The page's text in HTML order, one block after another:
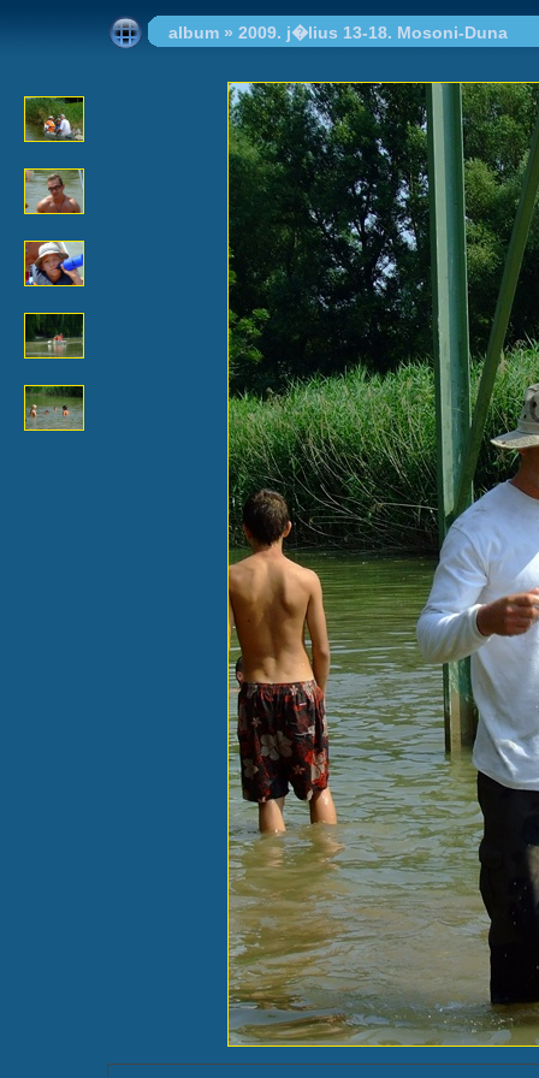
album » 2009. j�lius 13-18. Mosoni-Duna